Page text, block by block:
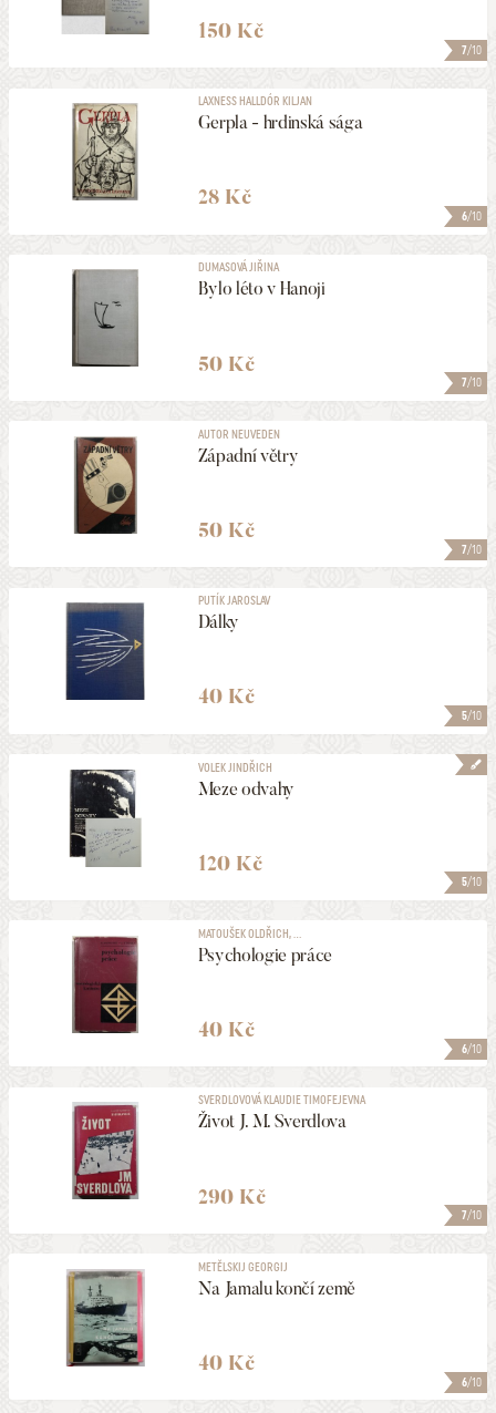
7/10
150 Kč
6/10
LAXNESS HALLDÓR KILJAN
Gerpla - hrdinská sága
28 Kč
7/10
DUMASOVÁ JIŘINA
Bylo léto v Hanoji
50 Kč
7/10
AUTOR NEUVEDEN
Západní větry
50 Kč
5/10
PUTÍK JAROSLAV
Dálky
40 Kč
5/10
VOLEK JINDŘICH
Meze odvahy
120 Kč
6/10
MATOUŠEK OLDŘICH, ...
Psychologie práce
40 Kč
7/10
SVERDLOVOVÁ KLAUDIE TIMOFEJEVNA
Život J. M. Sverdlova
290 Kč
6/10
METĚLSKIJ GEORGIJ
Na Jamalu končí země
40 Kč